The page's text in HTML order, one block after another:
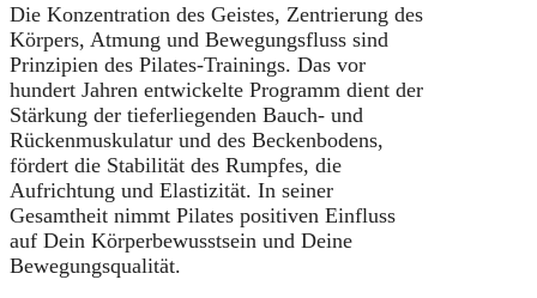
Die Konzentration des Geistes, Zentrierung des
Körpers, Atmung und Bewegungsfluss sind
Prinzipien des Pilates-Trainings. Das vor
hundert Jahren entwickelte Programm dient der
Stärkung der tieferliegenden Bauch- und
Rückenmuskulatur und des Beckenbodens,
fördert die Stabilität des Rumpfes, die
Aufrichtung und Elastizität. In seiner
Gesamtheit nimmt Pilates positiven Einfluss
auf Dein Körperbewusstsein und Deine
Bewegungsqualität.